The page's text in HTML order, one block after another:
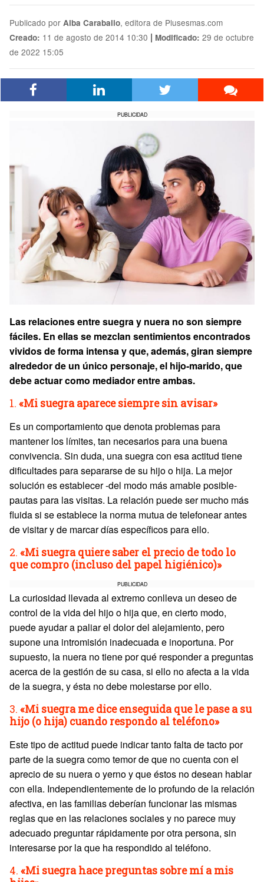
Publicado por Alba Caraballo, editora de Plusesmas.com
Creado: 11 de agosto de 2014 10:30 | Modificado: 29 de octubre
de 2022 15:05
PUBLICIDAD
Las relaciones entre suegra y nuera no son siempre
fáciles. En ellas se mezclan sentimientos encontrados
vividos de forma intensa y que, además, giran siempre
alrededor de un único personaje, el hijo-marido, que
debe actuar como mediador entre ambas.
1. «Mi suegra aparece siempre sin avisar»
Es un comportamiento que denota problemas para
mantener los límites, tan necesarios para una buena
convivencia. Sin duda, una suegra con esa actitud tiene
dificultades para separarse de su hijo o hija. La mejor
solución es establecer -del modo más amable posible-
pautas para las visitas. La relación puede ser mucho más
fluida si se establece la norma mutua de telefonear antes
de visitar y de marcar días específicos para ello.
2. «Mi suegra quiere saber el precio de todo lo
que compro (incluso del papel higiénico)»
PUBLICIDAD
La curiosidad llevada al extremo conlleva un deseo de
control de la vida del hijo o hija que, en cierto modo,
puede ayudar a paliar el dolor del alejamiento, pero
supone una intromisión inadecuada e inoportuna. Por
supuesto, la nuera no tiene por qué responder a preguntas
acerca de la gestión de su casa, si ello no afecta a la vida
de la suegra, y ésta no debe molestarse por ello.
3. «Mi suegra me dice enseguida que le pase a su
hijo (o hija) cuando respondo al teléfono»
Este tipo de actitud puede indicar tanto falta de tacto por
parte de la suegra como temor de que no cuenta con el
aprecio de su nuera o yerno y que éstos no desean hablar
con ella. Independientemente de lo profundo de la relación
afectiva, en las familias deberían funcionar las mismas
reglas que en las relaciones sociales y no parece muy
adecuado preguntar rápidamente por otra persona, sin
interesarse por la que ha respondido al teléfono.
4. «Mi suegra hace preguntas sobre mí a mis